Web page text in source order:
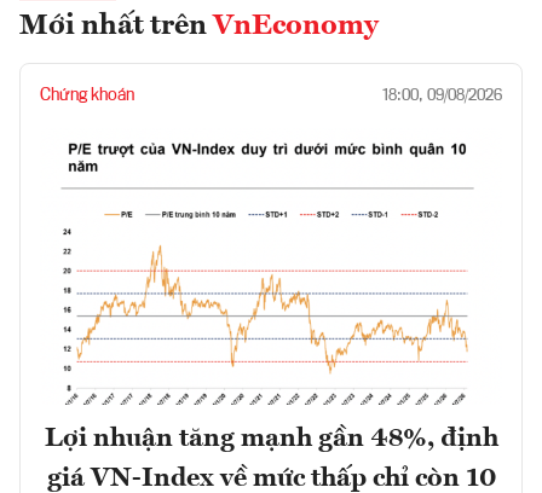
Mới nhất trên VnEconomy
Chứng khoán 18:00, 09/08/2026
Lợi nhuận tăng mạnh gần 48%, định
giá VN-Index về mức thấp chỉ còn 10